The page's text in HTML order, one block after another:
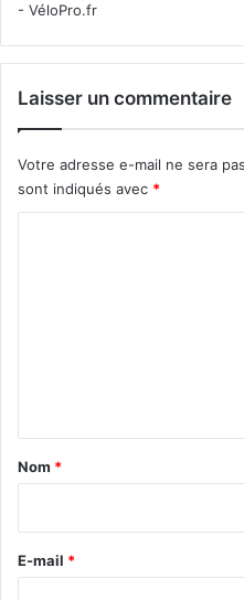
- VéloPro.fr
Laisser un commentaire
Votre adresse e-mail ne sera
sont indiqués avec *
a
e
Nom *
E-mail *